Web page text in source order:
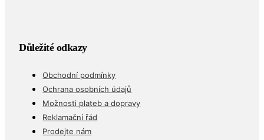
Důležité odkazy
Obchodní podmínky
Ochrana osobních údajů
Možnosti plateb a dopravy
Reklamační řád
Prodejte nám